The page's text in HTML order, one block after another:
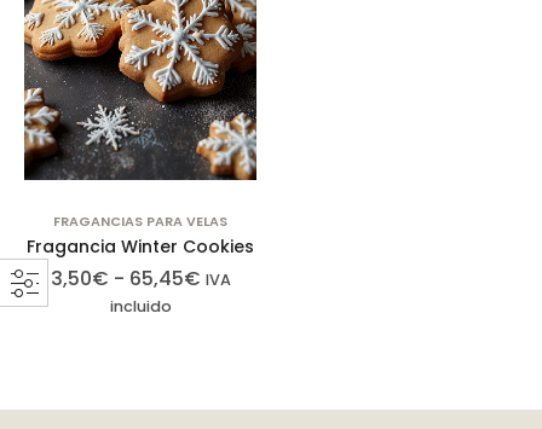
FRAGANCIAS PARA VELAS
Fragancia Winter Cookies
3,50€ - 65,45€ IVA
incluido